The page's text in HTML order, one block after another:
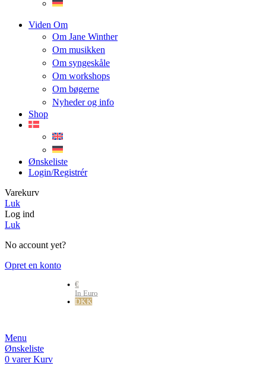
Viden Om
Om Jane Winther
Om musikken
Om syngeskåle
Om workshops
Om bøgerne
Nyheder og info
Shop
Ønskeliste
Login/registrér
Varekurv
Luk
Log ind
Luk
No account yet?
Opret en konto
€
In Euro
DKK
Menu
Ønskeliste
0 varer Kurv